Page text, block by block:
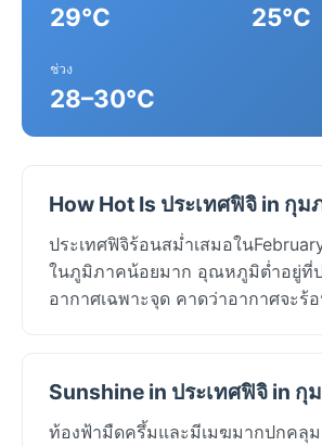
29°C 25°C
ช่วง
28–30°C
How Hot Is ประเทศฟิจิ in กุม
ประเทศฟิจิร้อนสม่ำเสมอใน
ในภูมิภาคน้อยมาก อุณหภูมิต่ำอยู่ที่ป
อากาศเฉพาะจุด คาดว่าอากาศจะร้
Sunshine in ประเทศฟิจิ in กุ
ท้องฟ้ามืดครึ้มและมีเมฆมากปกคลุ